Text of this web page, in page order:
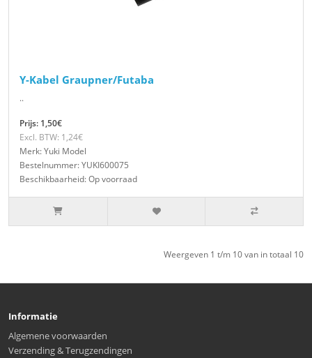
Y-Kabel Graupner/Futaba
..
Prijs: 1,50€
Excl. BTW: 1,24€
Merk: Yuki Model
Bestelnummer: YUKI600075
Beschikbaarheid: Op voorraad
Weergeven 1 t/m 10 van in totaal 10
Informatie
Algemene voorwaarden
Verzending & Terugzendingen